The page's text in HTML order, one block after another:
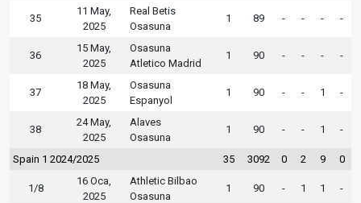
35
11 May,
2025
Real Betis
Osasuna
1 89 - - - -
36
15 May,
2025
Osasuna
Atletico Madrid
1 90 - - - -
37
18 May,
2025
Osasuna
Espanyol
1 90 - - 1 -
38
24 May,
2025
Alaves
Osasuna
1 90 - - 1 -
Spain 1 2024/2025 35 3092 0 2 9 0
1/8
16 Oca,
2025
Athletic Bilbao
Osasuna
1 90 - 1 1 -